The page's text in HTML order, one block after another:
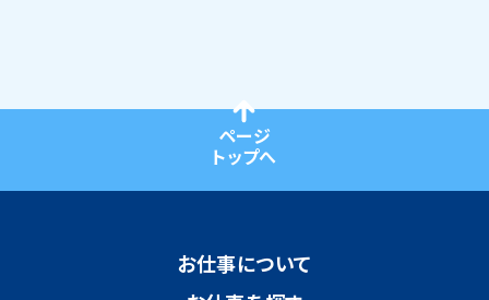
ページ
トップへ
お仕事について